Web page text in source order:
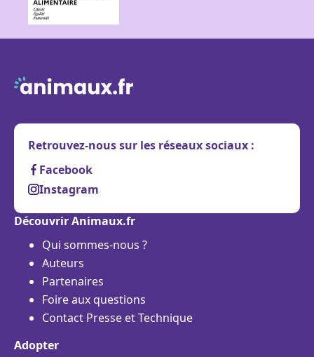
Retrouvez-nous sur les réseaux sociaux :
Facebook
Instagram
Découvrir Animaux.fr
Qui sommes-nous ?
Auteurs
Partenaires
Foire aux questions
Contact Presse et Technique
Adopter